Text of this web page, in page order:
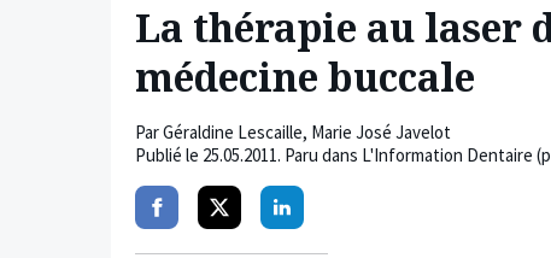
La thérapie au laser
médecine buccale
ParGéraldine Lescaille, Marie José Javelot
Publié le 25.05.2011. Paru dans L'Information Dentaire
PartagerPartagerPartager